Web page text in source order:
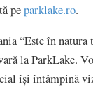
peparklake.ro.
“Este în natura
la ParkLake.
își întâmpină